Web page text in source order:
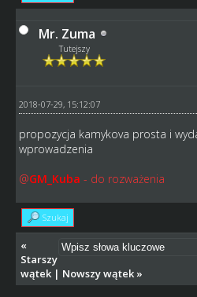
Mr. Zuma
Tutejszy
2018-07-29, 15:12:07
propozycja kamykova prosta i
wprowadzenia
@GM_Kuba - do rozważenia
Szukaj
«
Starszy
wątek| Nowszy wątek»